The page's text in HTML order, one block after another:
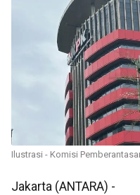
Ilustrasi - Komisi
Jakarta (ANTARA) -